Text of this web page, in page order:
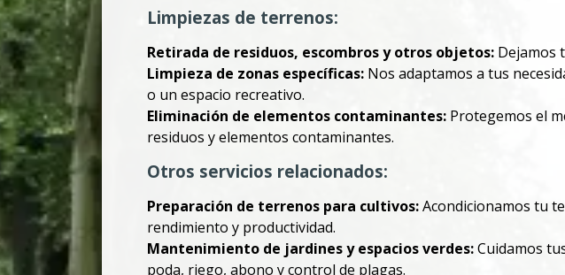
Limpiezas de terrenos:
Retirada de residuos, escombros y otros objetos:Dejamos
Limpieza de zonas específicas:Nos adaptamos a tus
o un espacio recreativo.
Eliminación de elementos contaminantes:Protegemos el
residuos y elementos contaminantes.
Otros servicios relacionados:
Preparación de terrenos para cultivos:Acondicionamos tu
rendimiento y productividad.
Mantenimiento de jardines y espacios verdes:Cuidamos
poda, riego, abono y control de plagas.